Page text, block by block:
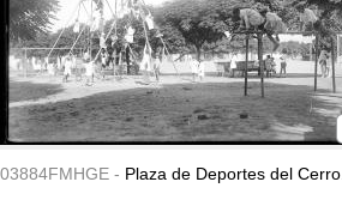
03884FMHGE - Plaza de Deportes del Cerro.